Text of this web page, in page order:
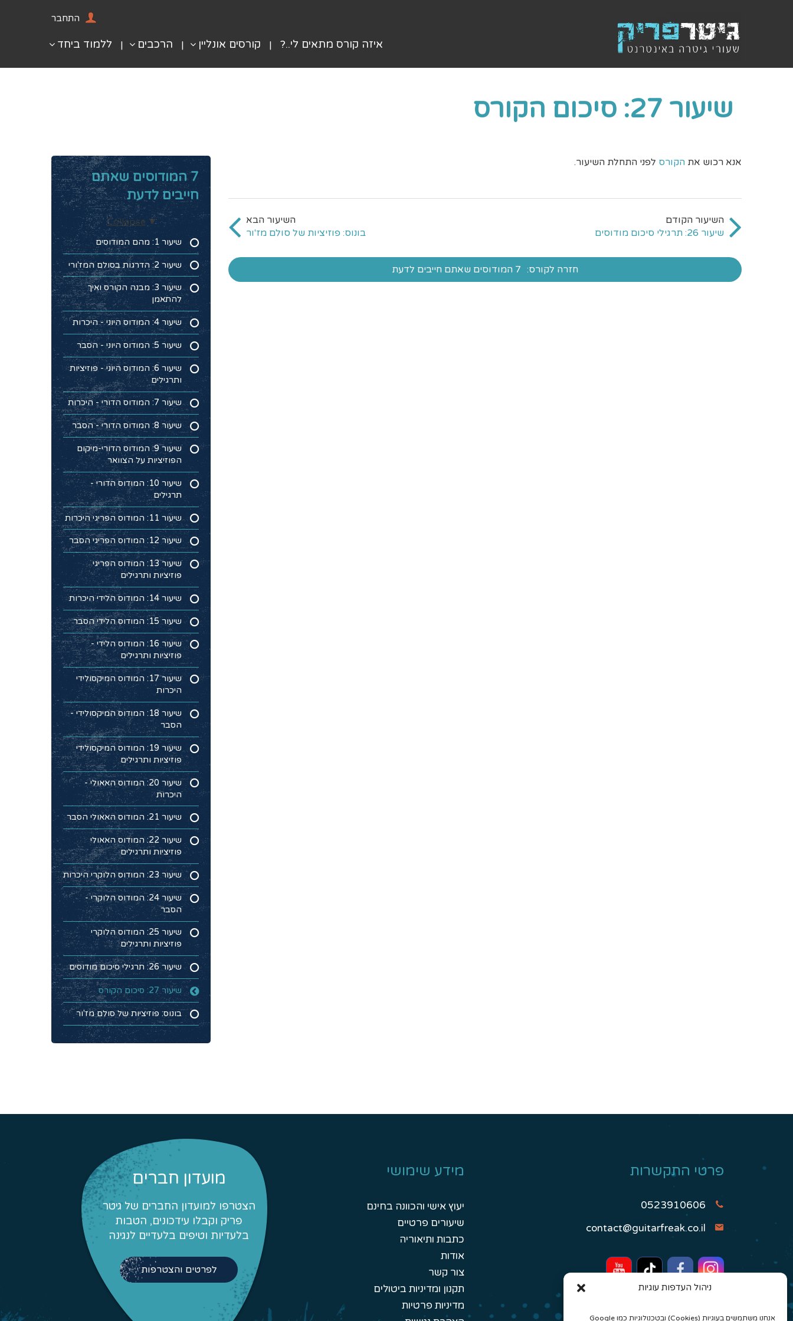
ניהול העדפות עוגיות
אנחנו משתמשים בעוגיות (Cookies) ובטכנולוגיות כמו Google
התחבר
איזה קורס מתאים לי..? קורסים אונליין הרכבים ללמוד ביחד
שיעור 27: סיכום הקורס
אנא רכוש את הקורס לפני התחלת השיעור.
שיעור 26: תרגילי סיכום מודוסים בונוס: פוזיציות של סולם מז'ור
חזרה לקורס: 7 המודוסים שאתם חייבים לדעת
7 המודוסים שאתם
חייבים לדעת
Collapse
שיעור 1: מהם המודוסים
שיעור 2: הדרגות בסולם המז'ורי
שיעור 3: מבנה הקורס ואיך
להתאמן
שיעור 4: המודוס היוני - היכרות
שיעור 5: המודוס היוני - הסבר
שיעור 6: המודוס היוני - פוזיציות
ותרגילים
שיעור 7: המודוס הדורי - היכרות
שיעור 8: המודוס הדורי - הסבר
שיעור 9: המודוס הדורי-מיקום
הפוזיציות על הצוואר
שיעור 10: המודוס הדורי -
תרגילים
שיעור 11: המודוס הפריגי היכרות
שיעור 12: המודוס הפריגי הסבר
שיעור 13: המודוס הפריגי
פוזיציות ותרגילים
שיעור 14: המודוס הלידי היכרות
שיעור 15: המודוס הלידי הסבר
שיעור 16: המודוס הלידי -
פוזיציות ותרגילים
שיעור 17: המודוס המיקסולידי
היכרות
שיעור 18: המודוס המיקסולידי -
הסבר
שיעור 19: המודוס המיקסולידי
פוזיציות ותרגילים
שיעור 20: המודוס האאולי -
היכרות
שיעור 21: המודוס האאולי הסבר
שיעור 22: המודוס האאולי
פוזיציות ותרגילים
שיעור 23: המודוס הלוקרי היכרות
שיעור 24: המודוס הלוקרי -
הסבר
שיעור 25: המודוס הלוקרי
פוזיציות ותרגילים
שיעור 26: תרגילי סיכום מודוסים
שיעור 27: סיכום הקורס
בונוס: פוזיציות של סולם מז'ור
פרטי התקשרות
0523910606
contact@guitarfreak.co.il
מידע שימושי
יעוץ אישי והכוונה בחינם
שיעורים פרטיים
כתבות ותיאוריה
אודות
צור קשר
תקנון ומדיניות ביטולים
מדיניות פרטיות
מועדון חברים
הצטרפו למועדון החברים של גיטר
פריק וקבלו עידכונים, הטבות
בלעדיות וטיפים בלעדיים לנגינה
לפרטים והצטרפות